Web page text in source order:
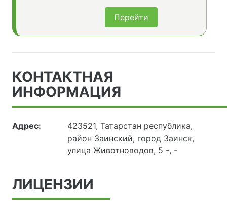
Перейти
КОНТАКТНАЯ
ИНФОРМАЦИЯ
Адрес:
423521, Татарстан республика,
район Заинский, город Заинск,
улица Животноводов, 5 -, -
ЛИЦЕНЗИИ